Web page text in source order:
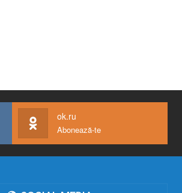
ok.ru
Abonează-te